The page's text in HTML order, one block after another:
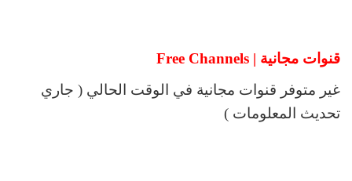
قنوات مجانية | Free Channels
غير متوفر قنوات مجانية في الوقت الحالي ( جاري
تحديث المعلومات )